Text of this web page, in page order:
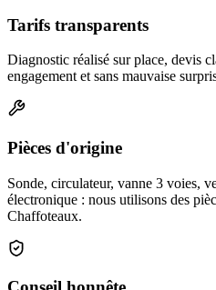
Tarifs transparents
Diagnostic réalisé sur place, devis
engagement et sans mauvaise
Pièces d'origine
Sonde, circulateur, vanne 3 voies,
électronique : nous utilisons des
Chaffoteaux.